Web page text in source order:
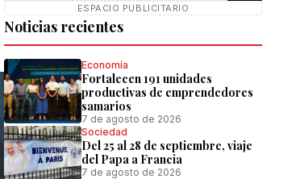
ESPACIO PUBLICITARIO
Noticias recientes
Economía
Fortalecen 191 unidades
productivas de emprendedores
samarios
7 de agosto de 2026
Sociedad
Del 25 al 28 de septiembre, viaje
del Papa a Francia
7 de agosto de 2026